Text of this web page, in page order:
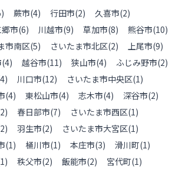
) 蕨市(4) 行田市(2) 久喜市(2)
郷市(6) 川越市(9) 草加市(8) 熊谷市(10)
市南区(5) さいたま市北区(2) 上尾市(9)
(4) 越谷市(11) 狭山市(4) ふじみ野市(2)
4) 川口市(12) さいたま市中央区(1)
(4) 東松山市(4) 志木市(4) 深谷市(2)
2) 春日部市(7) さいたま市西区(1)
2) 羽生市(2) さいたま市大宮区(1)
(1) 桶川市(1) 本庄市(3) 滑川町(1)
1) 秩父市(2) 飯能市(2) 宮代町(1)